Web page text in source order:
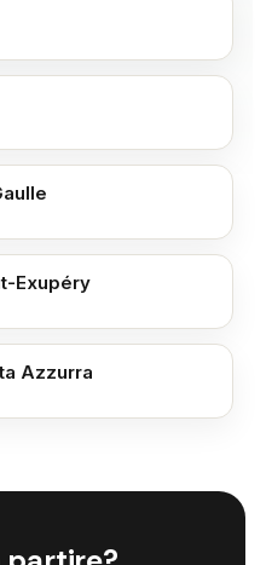
Exupéry
Azzurra